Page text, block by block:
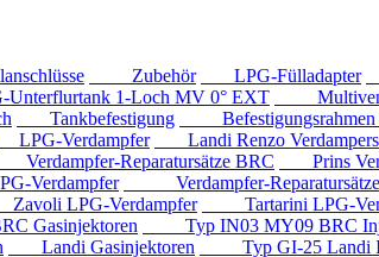
Zubehör LPG-Fülladapter
1-Loch MV 0° EXT
Tankbefestigung Befestigungsrahmen
LPG-Verdampfer Landi Renzo Verdampers
Reparatursätze BRC Prins
Verdampfer Verdampfer-
LPG-Verdampfer Tartarini LPG-
Gasinjektoren Typ IN03 MY09 BRC
Landi Gasinjektoren Typ GI-25 Landi